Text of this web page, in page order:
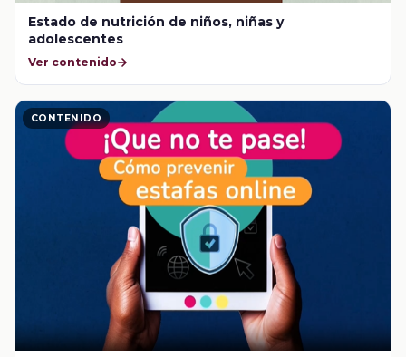
Estado de nutrición de niños, niñas y
adolescentes
Ver contenido
CONTENIDO